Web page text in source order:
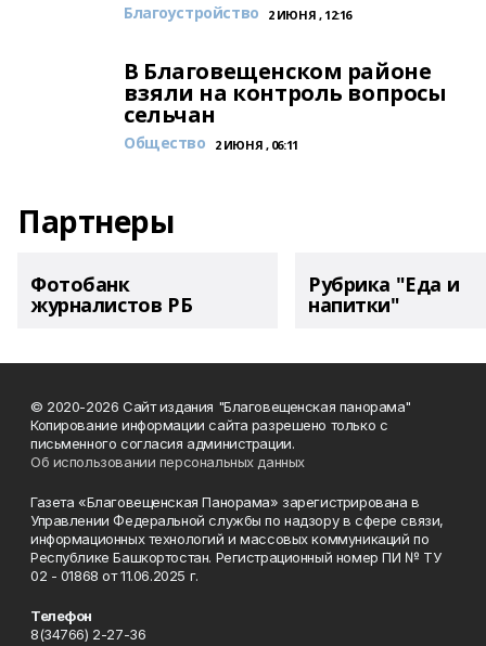
Благоустройство 2 ИЮНЯ , 12:16
В Благовещенском районе
взяли на контроль вопросы
сельчан
Общество 2 ИЮНЯ , 06:11
Партнеры
Фотобанк
журналистов РБ
Рубрика "Еда и
напитки"
© 2020-2026 Сайт издания "Благовещенская панорама"
Копирование информации сайта разрешено только с
письменного согласия администрации.
Об использовании персональных данных
Газета «Благовещенская Панорама» зарегистрирована в
Управлении Федеральной службы по надзору в сфере связи,
информационных технологий и массовых коммуникаций по
Республике Башкортостан. Регистрационный номер ПИ № ТУ
02 - 01868 от 11.06.2025 г.
Телефон
8(34766) 2-27-36